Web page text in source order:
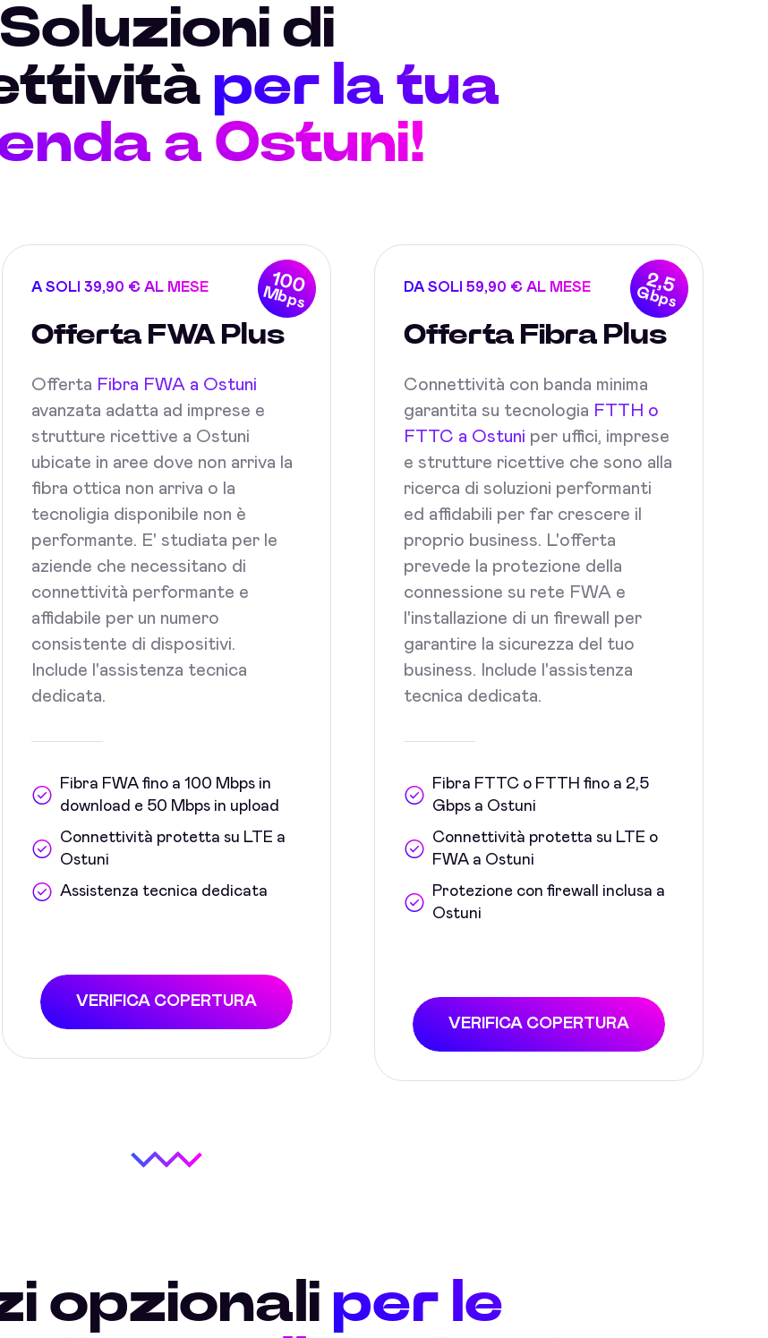
Soluzioni di
per la tua
a Ostuni!
100
Mbps
A SOLI 39,90 € AL MESE
Offerta FWA Plus
Offerta Fibra FWA a Ostuni
avanzata adatta ad imprese e
strutture ricettive a Ostuni
ubicate in aree dove non arriva la
fibra ottica non arriva o la
tecnoligia disponibile non è
performante. E' studiata per le
aziende che necessitano di
connettività performante e
affidabile per un numero
consistente di dispositivi.
Include l'assistenza tecnica
dedicata.
Fibra FWA fino a 100 Mbps in
download e 50 Mbps in upload
Connettività protetta su LTE a
Ostuni
Assistenza tecnica dedicata
VERIFICA COPERTURA
2,5
Gbps
DA SOLI 59,90 € AL MESE
Offerta Fibra Plus
Connettività con banda minima
garantita su tecnologia FTTH o
FTTC a Ostuni per uffici, imprese
e strutture ricettive che sono alla
ricerca di soluzioni performanti
ed affidabili per far crescere il
proprio business. L'offerta
prevede la protezione della
connessione su rete FWA e
l'installazione di un firewall per
garantire la sicurezza del tuo
business. Include l'assistenza
tecnica dedicata.
Fibra FTTC o FTTH fino a 2,5
Gbps a Ostuni
Connettività protetta su LTE o
FWA a Ostuni
Protezione con firewall inclusa a
Ostuni
VERIFICA COPERTURA
opzionali per le